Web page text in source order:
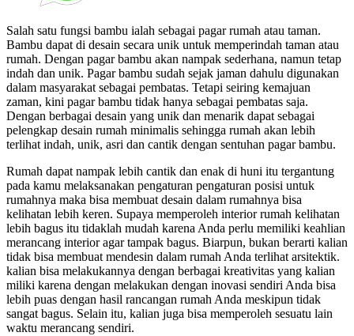
Salah satu fungsi bambu ialah sebagai pagar rumah atau taman.
Bambu dapat di desain secara unik untuk memperindah taman atau
rumah. Dengan pagar bambu akan nampak sederhana, namun tetap
indah dan unik. Pagar bambu sudah sejak jaman dahulu digunakan
dalam masyarakat sebagai pembatas. Tetapi seiring kemajuan
zaman, kini pagar bambu tidak hanya sebagai pembatas saja.
Dengan berbagai desain yang unik dan menarik dapat sebagai
pelengkap desain rumah minimalis sehingga rumah akan lebih
terlihat indah, unik, asri dan cantik dengan sentuhan pagar bambu.
Rumah dapat nampak lebih cantik dan enak di huni itu tergantung
pada kamu melaksanakan pengaturan pengaturan posisi untuk
rumahnya maka bisa membuat desain dalam rumahnya bisa
kelihatan lebih keren. Supaya memperoleh interior rumah kelihatan
lebih bagus itu tidaklah mudah karena Anda perlu memiliki keahlian
merancang interior agar tampak bagus. Biarpun, bukan berarti kalian
tidak bisa membuat mendesin dalam rumah Anda terlihat arsitektik.
kalian bisa melakukannya dengan berbagai kreativitas yang kalian
miliki karena dengan melakukan dengan inovasi sendiri Anda bisa
lebih puas dengan hasil rancangan rumah Anda meskipun tidak
sangat bagus. Selain itu, kalian juga bisa memperoleh sesuatu lain
waktu merancang sendiri.